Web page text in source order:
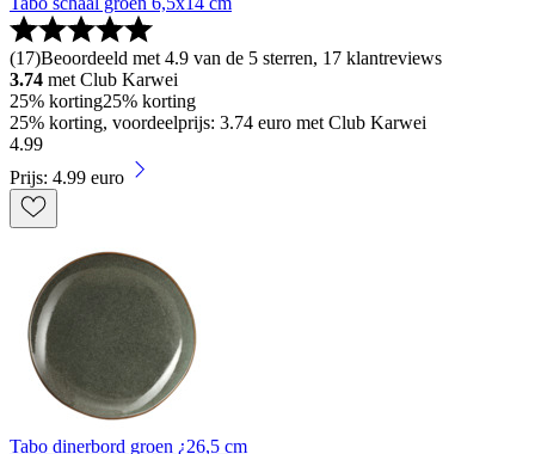
(17)Beoordeeld met 4.9 van de 5 sterren, 17 klantreviews
3.74 met Club Karwei
25% korting25% korting
25% korting, voordeelprijs: 3.74 euro met Club Karwei
4.99
Prijs: 4.99 euro
Tabo dinerbord groen ¿26,5 cm